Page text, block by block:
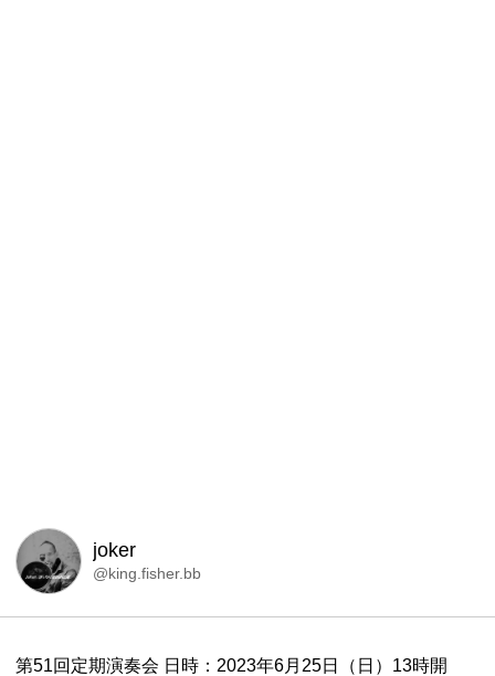
joker
@king.fisher.bb
第51回定期演奏会 日時：2023年6月25日（日）13時開